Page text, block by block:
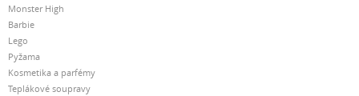
Monster High
Barbie
Lego
Pyžama
Kosmetika a parfémy
Teplákové soupravy